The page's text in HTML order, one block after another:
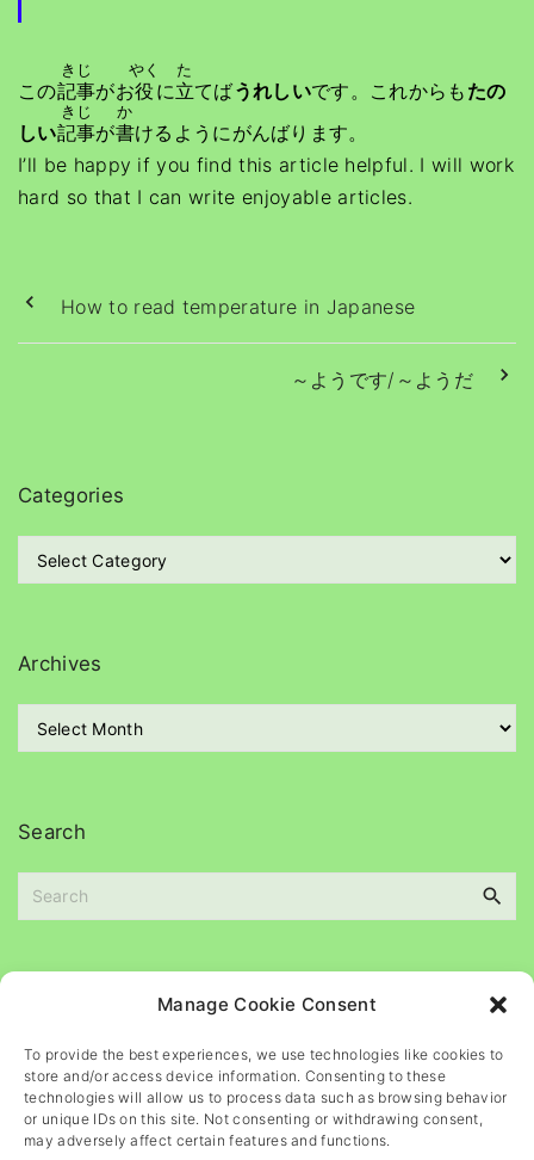
Manage Cookie Consent
To provide the best experiences, we use technologies like cookies to
store and/or access device information. Consenting to these
technologies will allow us to process data such as browsing behavior
or unique IDs on this site. Not consenting or withdrawing consent,
may adversely affect certain features and functions.
この記事
きじ
がお役
やく
に立
た
てばうれしいです。これからも たの
しい記事
きじ
が書
か
けるようにがんばります。
I’ll be happy if you find this article helpful. I will work
hard so that I can write enjoyable articles.
How to read temperature in Japanese
～ようです/～ようだ
Categories
g
r
e
Archives
A
v
Search
o
maintain this blog